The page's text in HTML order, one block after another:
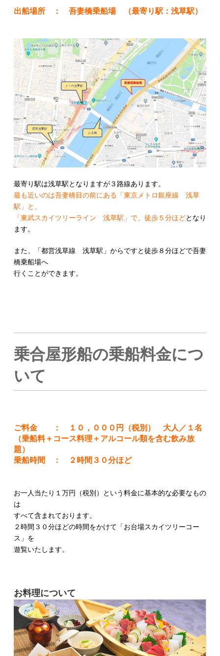
出船場所 ： 吾妻橋乗船場 （最寄り駅：浅草駅）
最寄り駅は浅草駅となりますが３路線あります。
最も近いのは吾妻橋目の前にある「東京メトロ銀座線 浅草
駅」と、
「東武スカイツリーライン 浅草駅」で、徒歩５分ほどとなり
ます。
また、「都営浅草線 浅草駅」からですと徒歩８分ほどで吾妻
橋乗船場へ
行くことができます。
乗合屋形船の乗船料金につ
いて
ご料金 ： １０，０００円（税別） 大人／１名
（乗船料＋コース料理＋アルコール類を含む飲み放
題）
乗船時間 ： ２時間３０分ほど
お一人当たり１万円（税別）という料金に基本的な必要なもの
は
すべて含まれております。
２時間３０分ほどの時間をかけて「お台場スカイツリーコー
ス」を
遊覧いたします。
お料理について